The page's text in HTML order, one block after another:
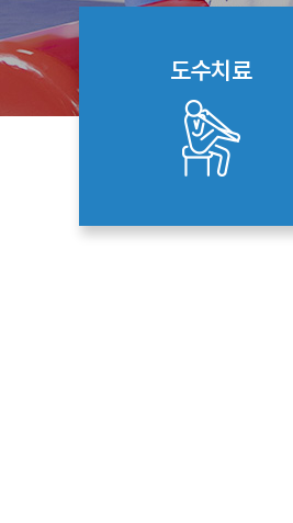
도수치료